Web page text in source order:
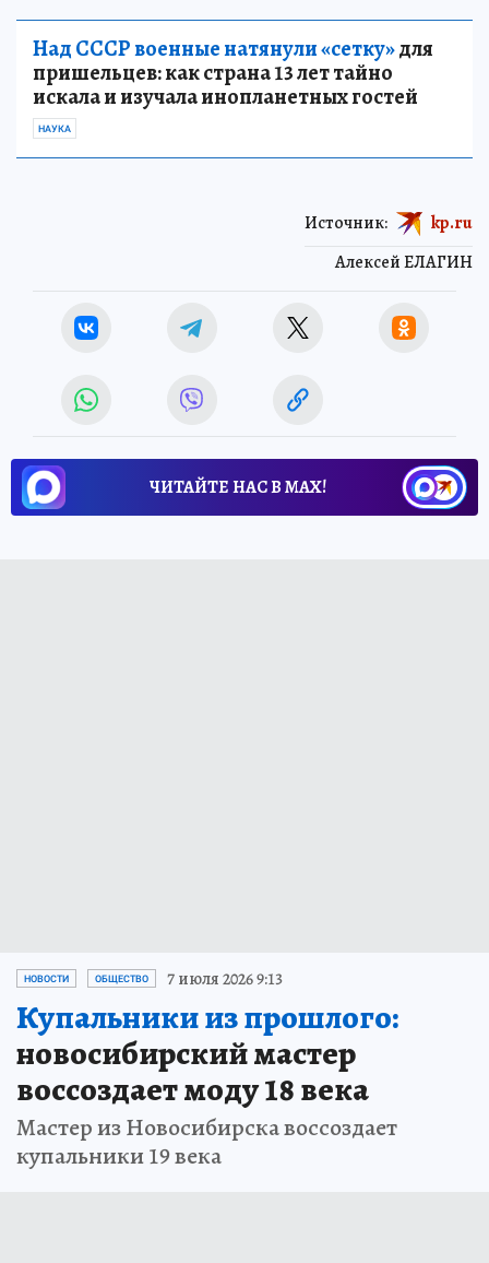
Над СССР военные натянули «сетку»для
пришельцев: как страна 13 лет тайно
искала и изучала инопланетных гостей
НАУКА
Алексей ЕЛАГИН
Источник: kp.ru
ЧИТАЙТЕ НАС В МАХ!
НОВОСТИ ОБЩЕСТВО 7 июля 2026 9:13
Купальники из прошлого:
новосибирский мастер
воссоздает моду 18 века
Мастер из Новосибирска воссоздает
купальники 19 века